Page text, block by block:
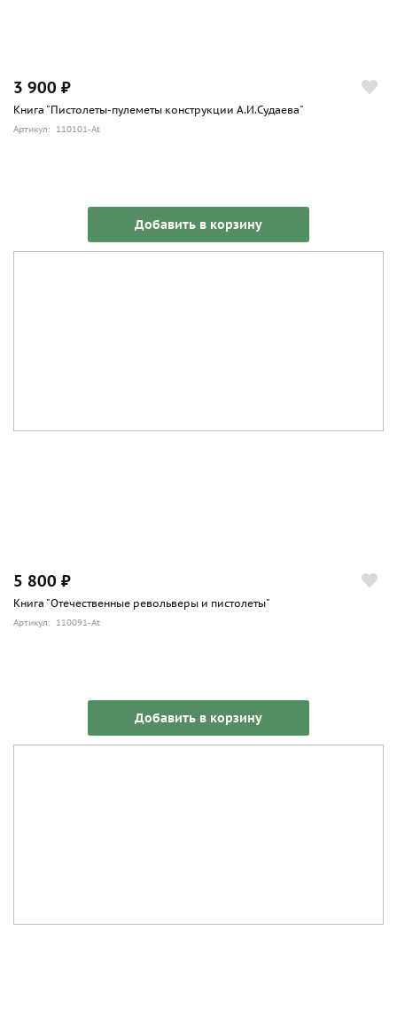
3 900 ₽
Книга "Пистолеты-пулеметы конструкции А.И.Судаева"
Артикул: 110101-At
Добавить в корзину
5 800 ₽
Книга "Отечественные револьверы и пистолеты"
Артикул: 110091-At
Добавить в корзину